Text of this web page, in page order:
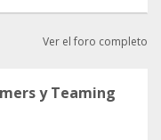
Ver el foro completo
y Teaming